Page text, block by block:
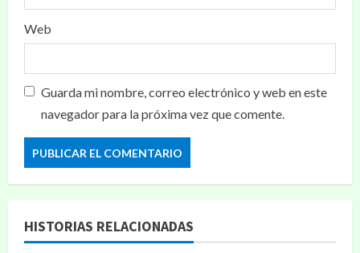
Web
Guarda mi nombre, correo electrónico y web en este
navegador para la próxima vez que comente.
HISTORIAS RELACIONADAS